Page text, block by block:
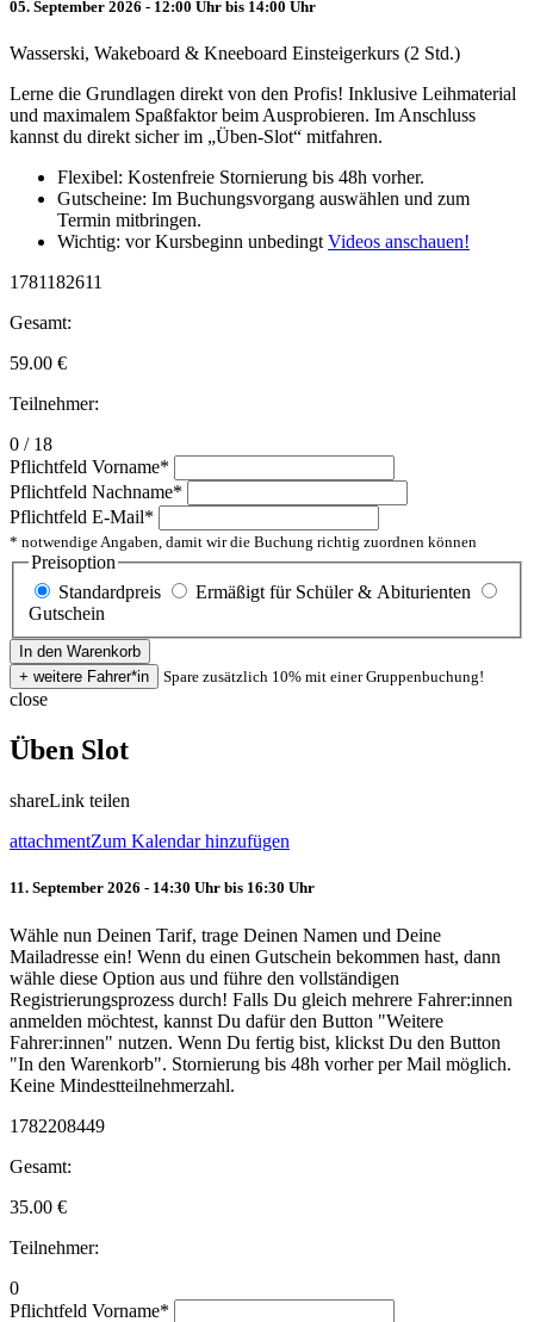
05. September 2026 - 12:00 Uhr bis 14:00 Uhr
Wasserski, Wakeboard & Kneeboard Einsteigerkurs (2 Std.)
Lerne die Grundlagen direkt von den Profis! Inklusive Leihmaterial
und maximalem Spaßfaktor beim Ausprobieren. Im Anschluss
kannst du direkt sicher im „Üben-Slot“ mitfahren.
Flexibel: Kostenfreie Stornierung bis 48h vorher.
Gutscheine: Im Buchungsvorgang auswählen und zum
Termin mitbringen.
Wichtig: vor Kursbeginn unbedingt Videos anschauen!
1781182611
Gesamt:
59.00 €
Teilnehmer:
0 / 18
Pflichtfeld Vorname*
Pflichtfeld Nachname*
Pflichtfeld E-Mail*
* notwendige Angaben, damit wir die Buchung richtig zuordnen können
Preisoption
Standardpreis
Ermäßigt für Schüler & Abiturienten
Gutschein
Spare zusätzlich 10% mit einer Gruppenbuchung!
close
Üben Slot
shareLink teilen
attachmentZum Kalendar hinzufügen
11. September 2026 - 14:30 Uhr bis 16:30 Uhr
Wähle nun Deinen Tarif, trage Deinen Namen und Deine
Mailadresse ein! Wenn du einen Gutschein bekommen hast, dann
wähle diese Option aus und führe den vollständigen
Registrierungsprozess durch! Falls Du gleich mehrere Fahrer:innen
anmelden möchtest, kannst Du dafür den Button "Weitere
Fahrer:innen" nutzen. Wenn Du fertig bist, klickst Du den Button
"In den Warenkorb". Stornierung bis 48h vorher per Mail möglich.
Keine Mindestteilnehmerzahl.
1782208449
Gesamt:
35.00 €
Teilnehmer:
0
Pflichtfeld Vorname*